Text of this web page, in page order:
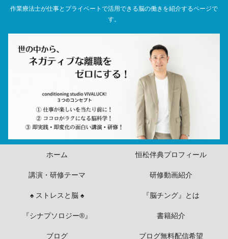
作業療法士が仕事とプライベートで活用できる脳の働きを紹介するページで
す。
ホーム 恒松伴典プロフィール
講演・研修テーマ 研修動画紹介
♠ ストレスと脳 ♠ 『脳チング』とは
『シナプソロジー®』 書籍紹介
ブログ ブログ無料配信希望